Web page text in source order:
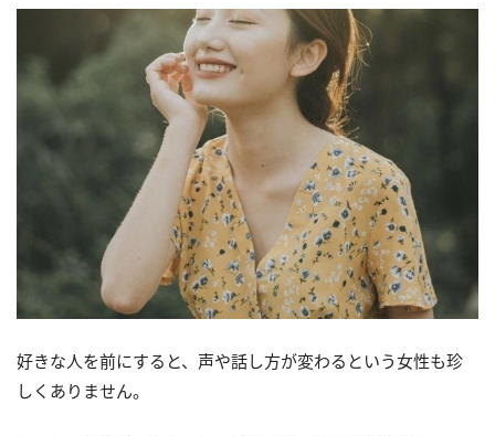
好きな人を前にすると、声や話し方が変わるという女性も珍
しくありません。